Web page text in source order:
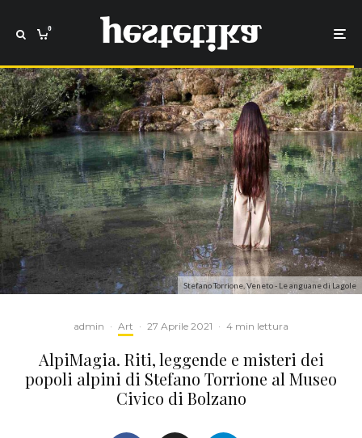
0
Stefano Torrione, Veneto - Le anguane di Lagole
admin · Art · 27 Aprile 2021 · 4 min lettura
AlpiMagia. Riti, leggende e misteri dei
popoli alpini di Stefano Torrione al Museo
Civico di Bolzano